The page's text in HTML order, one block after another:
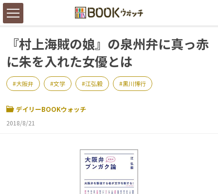
『村上海賊の娘』の泉州弁に真っ赤
に朱を入れた女優とは
大阪弁 文学 江弘毅 黒川博行
デイリーBOOKウォッチ
2018/8/21